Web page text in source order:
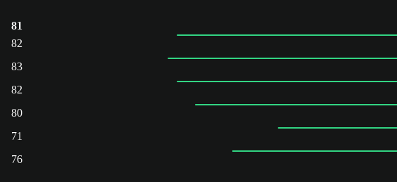
81
82
83
82
80
71
76